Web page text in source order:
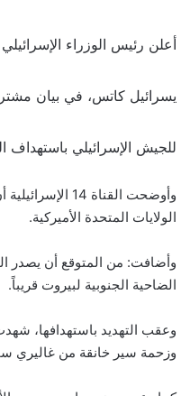
أعلن رئيس الوزراء الإسرائيلي
يسرائيل كاتس، في بيان
للجيش الإسرائيلي باستهداف
وأوضحت القناة
الولايات المتحدة الأميركية.
وأضافت: من المتوقع أن يصدر
الضاحية الجنوبية لبيروت قريباً.
وعقب التهديد باستهدافها،
وزحمة سير خانقة من غاليري